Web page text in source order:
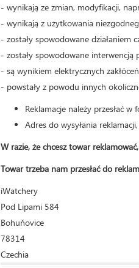
- wynikają ze zmian, modyfikacji,
- wynikają z użytkowania
- zostały spowodowane działaniem
- zostały spowodowane
- są wynikiem elektrycznych
- powstały z powodu innych
Reklamacje należy przesłać
Adres do wysyłania
W razie, że chcesz towar
Towar trzeba nam przesłać do
iWatchery
Pod Lipami 584
Bohuňovice
78314
Czechia